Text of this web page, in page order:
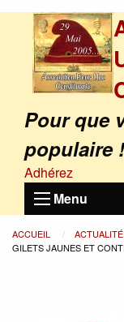
Pour que
populaire !
Adhérez
Menu
ACCUEIL
GILETS JAUNES ET